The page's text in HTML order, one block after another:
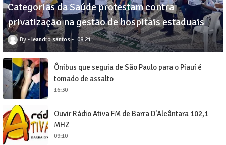
Categorias da Saúde protestam contra
privatização na gestão de hospitais estaduais
leandro santos 08:21
Ônibus que seguia de São Paulo para o Piauí é
tomado de assalto
16:30
Ouvir Rádio Ativa FM de Barra D'Alcântara 102,1
MHZ
09:10